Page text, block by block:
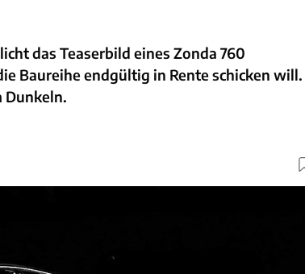
das Teaserbild eines Zonda 760
Baureihe endgültig in Rente schicken will.
Dunkeln.